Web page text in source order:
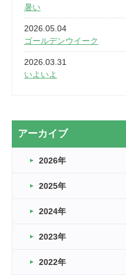
暑い
2026.05.04
ゴールデンウイーク
2026.03.31
いよいよ
2026.03.20
なぎなた
2026.03.16
車いすバスケとRくんのお話
卒業・卒園の季節★
2026.03.11
アーカイブ
2026年
2025年
2024年
2023年
2022年